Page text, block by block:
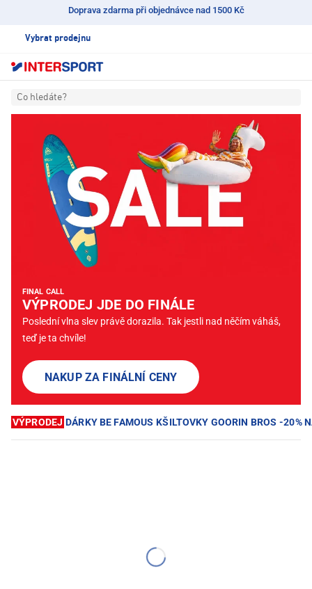
Doprava zdarma při objednávce nad 1500 Kč
Vybrat prodejnu
Co hledáte?
FINAL CALL
VÝPRODEJ JDE DO FINÁLE
Poslední vlna slev právě dorazila. Tak jestli nad něčím váháš,
teď je ta chvíle!
NAKUP ZA FINÁLNÍ CENY
VÝPRODEJ DÁRKY BE FAMOUS KŠILTOVKY GOORIN BROS -20%